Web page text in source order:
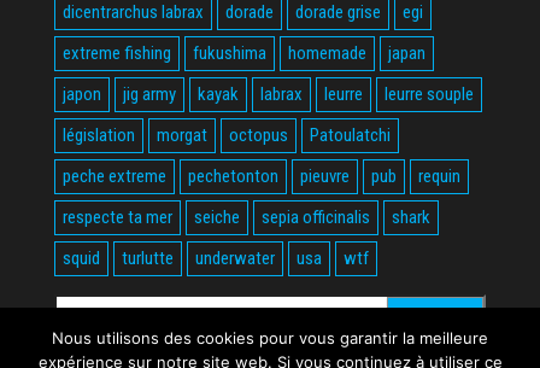
dicentrarchus labrax
dorade dorade grise
egi
extreme fishing
fukushima homemade
japan
japon
jig army kayak labrax leurre
leurre souple
législation
morgat octopus
Patoulatchi
peche extreme
pechetonton pieuvre pub
requin
respecte ta mer
seiche sepia officinalis
shark
squid
turlutte underwater usa wtf
Rechercher :
Nous utilisons des cookies pour vous garantir la meilleure
expérience sur notre site web. Si vous continuez à utiliser ce